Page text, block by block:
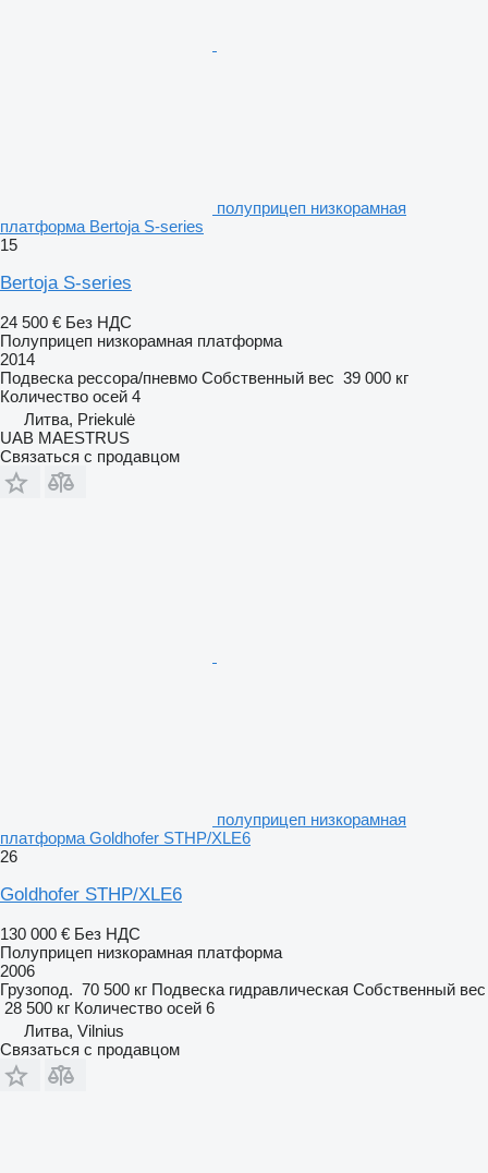
полуприцеп низкорамная
платформа Bertoja S-series
15
Bertoja S-series
24 500 € Без НДС
Полуприцеп низкорамная платформа
2014
Подвеска рессора/пневмо Собственный вес 39 000 кг
Количество осей 4
Литва, Priekulė
UAB MAESTRUS
Связаться с продавцом
полуприцеп низкорамная
платформа Goldhofer STHP/XLE6
26
Goldhofer STHP/XLE6
130 000 € Без НДС
Полуприцеп низкорамная платформа
2006
Грузопод. 70 500 кг Подвеска гидравлическая Собственный вес
28 500 кг Количество осей 6
Литва, Vilnius
Связаться с продавцом